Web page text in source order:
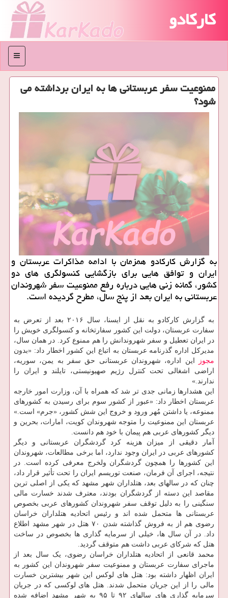
کارکادو
منو
ممنوعیت سفر عربستانی ها به ایران برداشته می
شود؟
به گزارش کارکادو همزمان با ادامه مذاکرات عربستان و
ایران و توافق هایی برای بازگشایی کنسولگری های دو
کشور، گمانه زنی هایی درباره رفع ممنوعیت سفر شهروندان
عربستانی به ایران بعد از پنج سال، مطرح گردیده است.
به گزارش کارکادو به نقل از ایسنا، سال ۲۰۱۶ بعد از تعرض به
سفارت عربستان، دولت این کشور سفارتخانه و کنسولگری خویش را
در ایران تعطیل و سفر شهروندانش را هم ممنوع کرد. در همان سال،
مدیرکل اداره گذرنامه عربستان به اتباع این کشور اخطار داد: «بدون
مجوز
این اداره، شهروندان عربستانی حق سفر به یمن، سوریه،
اراضی اشغالی تحت کنترل رژیم صهیونیستی، تایلند و ایران را
ندارند.»
این هشدارها زمانی جدی تر شد که همراه با آن، وزارت امور خارجه
عربستان اخطار داد: «عبور از کشور سوم برای رسیدن به کشورهای
ممنوعه، یا داشتن مُهر ورود و خروج این شش کشور، «جرم» است.»
عربستان این ممنوعیت را متوجه شهروندان کویت، امارات، بحرین و
دیگر کشورهای عربی هم پیمان با خود هم دانست.
آمار دقیقی از میزان هزینه کرد گردشگران عربستانی و دیگر
کشورهای عربی در ایران وجود ندارد، اما برخی مطالعات، شهروندان
این کشورها را همچون گردشگران ولخرج معرفی کرده است. در
نتیجه، اجرای آن فرمان، صنعت توریسم ایران را تحت تأثیر قرار داد،
چنان که در سالهای بعد، هتلداران شهر مشهد که یکی از اصلی ترین
مقاصد این دسته از گردشگران بودند، معترف شدند خسارت مالی
سنگینی را به دلیل توقف سفر شهروندان کشورهای عربی بخصوص
عربستانی ها متحمل شده اند و رئیس اتحادیه هتلداران خراسان
رضوی هم از به فروش گذاشته شدن ۷۰ هتل در شهر مشهد اطلاع
داد. در آن سال ها، خیلی از سرمایه گذاری ها بخصوص در ساخت
هتل که شرکای عربی داشت هم متوقف گردید.
محمد قانعی از اتحادیه هتلداران خراسان رضوی، یک سال بعد از
ماجرای سفارت عربستان و ممنوعیت سفر شهروندان این کشور به
ایران اظهار داشته بود: هتل های لوکس این شهر بیشترین خسارت
مالی را از این جریان متحمل شدند. هتل های لوکسی که در جریان
سرمایه گذاری های سالهای ۹۲ تا ۹۵ به شهر مشهد اضافه شده